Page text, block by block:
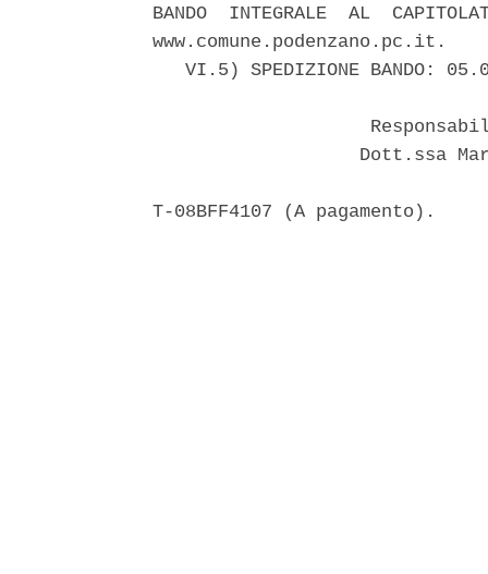
BANDO  INTEGRALE  AL
www.comune.podenzano.pc.it.
VI.5) SPEDIZIONE BANDO:
Dott.ssa